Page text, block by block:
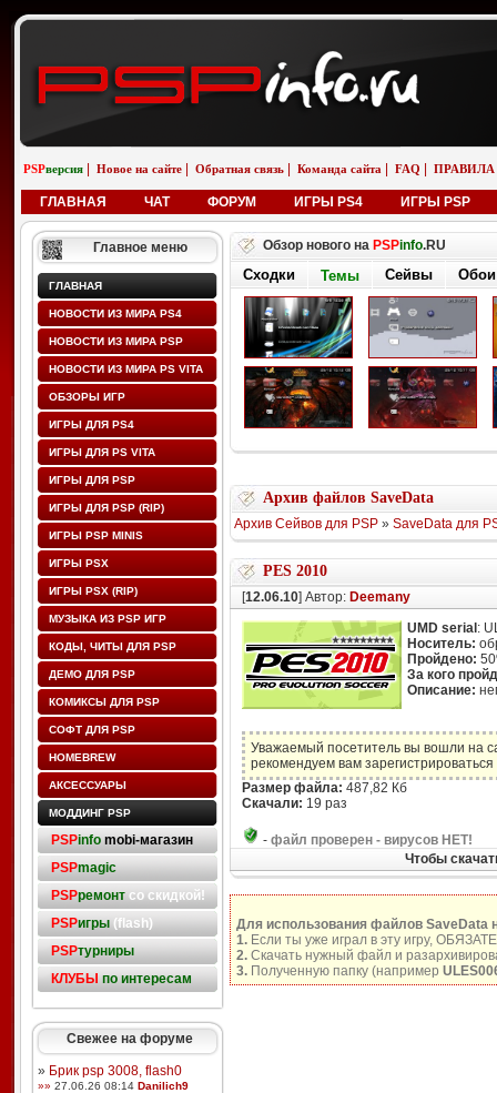
PSPверсия Новое на сайте Обратная связь Команда сайта FAQ ПРАВИЛА
ГЛАВНАЯ ЧАТ ФОРУМ ИГРЫ PS4 ИГРЫ PSP
Главное меню
ГЛАВНАЯ
НОВОСТИ ИЗ МИРА PS4
НОВОСТИ ИЗ МИРА PSP
НОВОСТИ ИЗ МИРА PS VITA
ОБЗОРЫ ИГР
ИГРЫ ДЛЯ PS4
ИГРЫ ДЛЯ PS VITA
ИГРЫ ДЛЯ PSP
ИГРЫ ДЛЯ PSP (RIP)
ИГРЫ PSP MINIS
ИГРЫ PSX
ИГРЫ PSX (RIP)
МУЗЫКА ИЗ PSP ИГР
КОДЫ, ЧИТЫ ДЛЯ PSP
ДЕМО ДЛЯ PSP
КОМИКСЫ ДЛЯ PSP
СОФТ ДЛЯ PSP
HOMEBREW
АКСЕССУАРЫ
МОДДИНГ PSP
PSPinfo mobi-магазин
PSPmagic
PSPремонтсо скидкой!
PSPигры(flash)
PSPтурниры
КЛУБЫ по интересам
Свежее на форуме
» Брик psp 3008, flash0
»» 27.06.26 08:14 Danilich9
Обзор нового на PSPinfo.RU
Сходки Темы Сейвы Обои
Архив файлов SaveData
Архив Сейвов для PSP» SaveData для
PES 2010
[12.06.10] Автор: Deemany
UMD serial :
Носитель:
Пройдено:
За кого
Описание:
Уважаемый посетитель вы вошли на
рекомендуем вам
Размер файла: 487,82 Кб
Скачали: 19 раз
- файл проверен - вирусов НЕТ!
Чтобы
Для использования файлов SaveData
1.Если ты уже играл в эту игру,
2.Скачать нужный файл и
3.Полученную папку (например